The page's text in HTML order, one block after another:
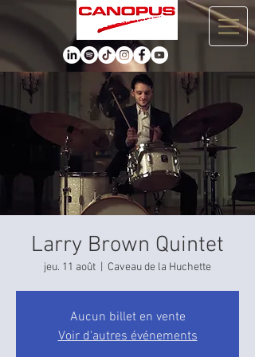
Larry Brown Quintet
jeu. 11 août Caveau de la Huchette
Aucun billet en vente
Voir d'autres événements